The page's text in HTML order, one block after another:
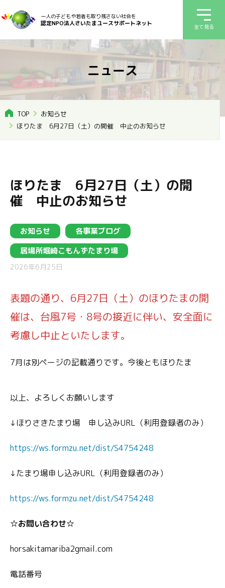
一人の子どもや若者も取り残さない社会を
認定NPO法人さいたまユースサポートネット 全て見る
ニュース
TOP
お知らせ
ほりたま 6月27日（土）の開催 中止のお知らせ
ほりたま 6月27日（土）の開
催 中止のお知らせ
お知らせ
各事業ブログ
居場所堀崎こもんずたまり場
2026年6月25日
表題の通り、6月27日（土）のほりたまの開
催は、台風7号・8号の接近に伴い、安全面に
考慮し中止といたします。
7月は別ページの記載通りです。今後ともほりたま
以上、よろしくお願いします
↓ほりさきたまり場 申し込みURL（利用登録者のみ）
https://ws.formzu.net/dist/S4754248
↓たまり場申し込みURL（利用登録者のみ）
https://ws.formzu.net/dist/S4754248
☆お問い合わせ☆
horsakitamariba2gmail.com
電話番号